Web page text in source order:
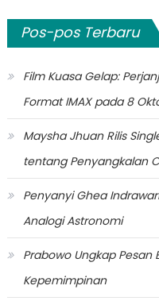
Pos-pos Terbaru
Film Kuasa Gelap:
Format IMAX pada 8
Maysha Jhuan Rilis
tentang Penyangkalan
Penyanyi Ghea
Analogi Astronomi
Prabowo Ungkap Pesan
Kepemimpinan